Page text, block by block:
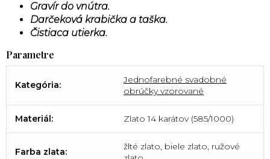
Gravír do vnútra.
Darčeková krabička a taška.
Čistiaca utierka.
Kategória:
Jednofarebné svadobné
obrúčky vzorované
Materiál: Zlato 14 karátov (585/1000)
Farba zlata:
žlté zlato, biele zlato, ružové